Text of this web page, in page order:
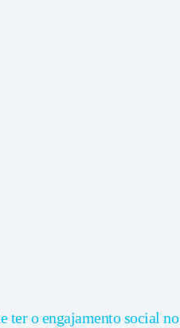
ter o engajamento social no